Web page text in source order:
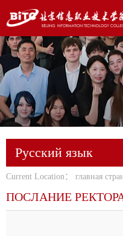
Русский язык
Current Location： главная
ПОСЛАНИЕ